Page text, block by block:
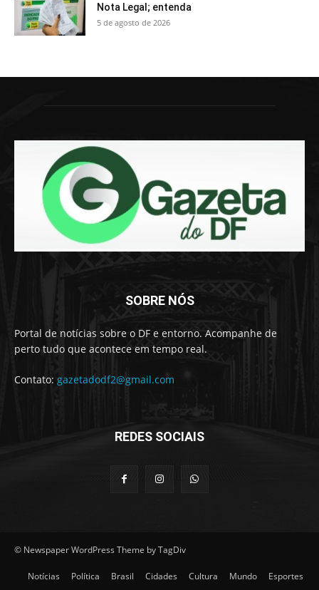
Nota Legal; entenda
5 de agosto de 2026
SOBRE NÓS
Portal de notícias sobre o DF e entorno. Acompanhe de
perto tudo que acontece em tempo real.
Contato: gazetadodf2@gmail.com
REDES SOCIAIS
© Newspaper WordPress Theme by TagDiv
Notícias Política Brasil Cidades Cultura Mundo Esportes